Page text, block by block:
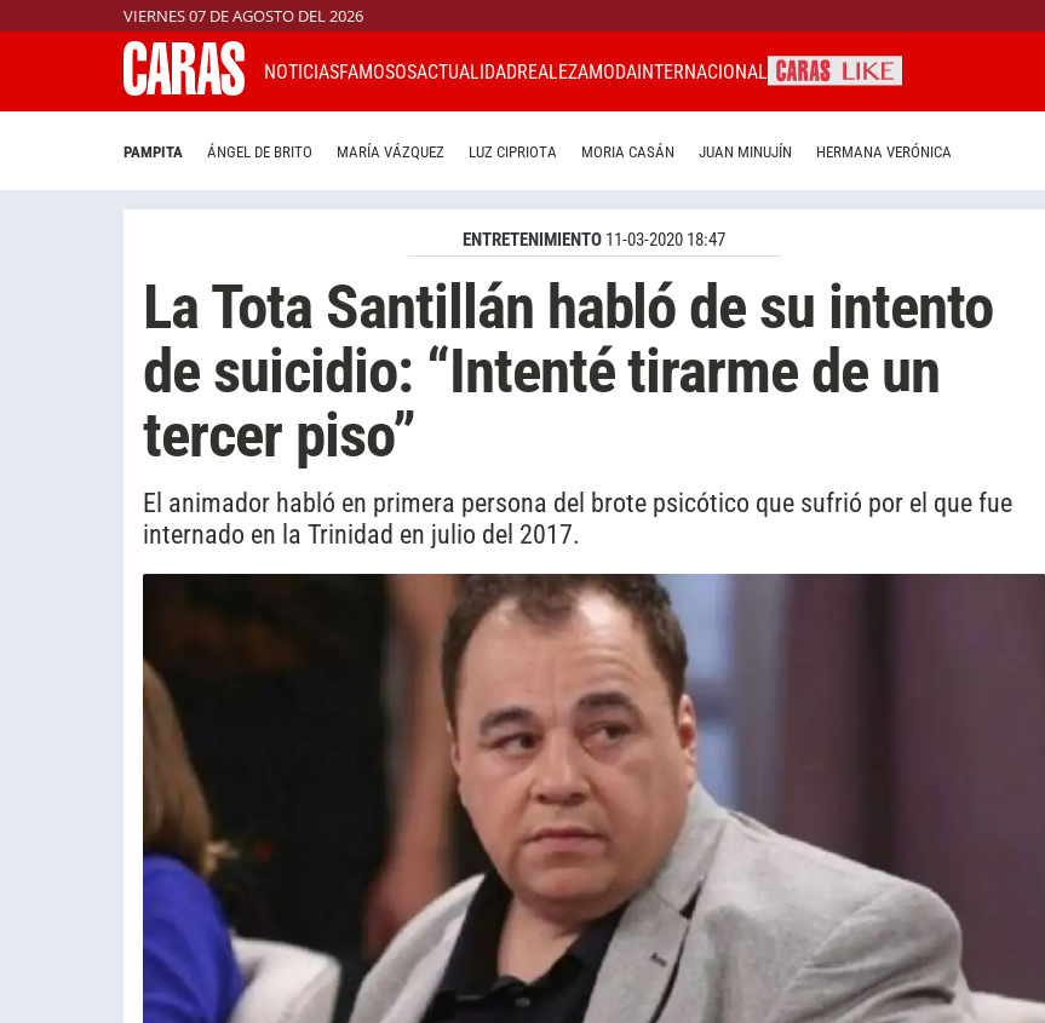
VIERNES 07 DE AGOSTO DEL 2026
NOTICIASFAMOSOSACTUALIDADREALEZAMODAINTERNACIONAL
PAMPITA ÁNGEL DE BRITO MARÍA VÁZQUEZ LUZ CIPRIOTA MORIA CASÁN JUAN MINUJÍN HERMANA VERÓNICA
ENTRETENIMIENTO 11-03-2020 18:47
La Tota Santillán habló de su intento
de suicidio: “Intenté tirarme de un
tercer piso”
El animador habló en primera persona del brote psicótico que sufrió por el que fue
internado en la Trinidad en julio del 2017.